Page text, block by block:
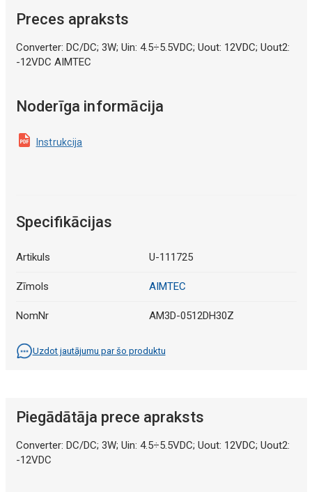
Preces apraksts
Converter: DC/DC; 3W; Uin: 4.5÷5.5VDC; Uout: 12VDC; Uout2:
-12VDC AIMTEC
Noderīga informācija
Instrukcija
Specifikācijas
Artikuls U-111725
Zīmols AIMTEC
NomNr AM3D-0512DH30Z
Uzdot jautājumu par šo produktu
Piegādātāja prece apraksts
Converter: DC/DC; 3W; Uin: 4.5÷5.5VDC; Uout: 12VDC; Uout2:
-12VDC